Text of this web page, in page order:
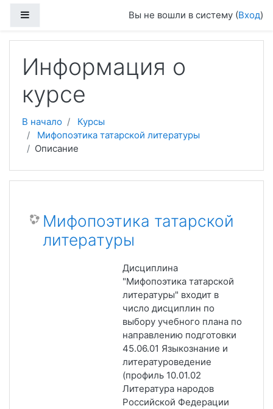
Вы не вошли в систему (Вход)
Информация о
курсе
В начало
Курсы
Мифопоэтика татарской литературы
Описание
Мифопоэтика татарской
литературы
Дисциплина
"Мифопоэтика татарской
литературы" входит в
число дисциплин по
выбору учебного плана по
направлению подготовки
45.06.01 Языкознание и
литературоведение
(профиль 10.01.02
Литература народов
Российской Федерации